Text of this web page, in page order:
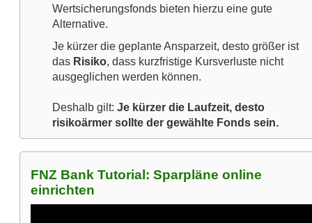
Wertsicherungsfonds bieten hierzu eine gute
Alternative.
Je kürzer die geplante Ansparzeit, desto größer ist
das Risiko, dass kurzfristige Kursverluste nicht
ausgeglichen werden können.
Deshalb gilt: Je kürzer die Laufzeit, desto
risikoärmer sollte der gewählte Fonds sein.
FNZ Bank Tutorial: Sparpläne online
einrichten